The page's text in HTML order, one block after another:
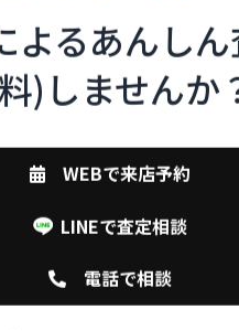
時代になりますが、あえてアナログ
な“人間味”を大切にしながら、お
よるあんし
)しませんか
WEBで来店予約
LINEで査定相談
電話で相談